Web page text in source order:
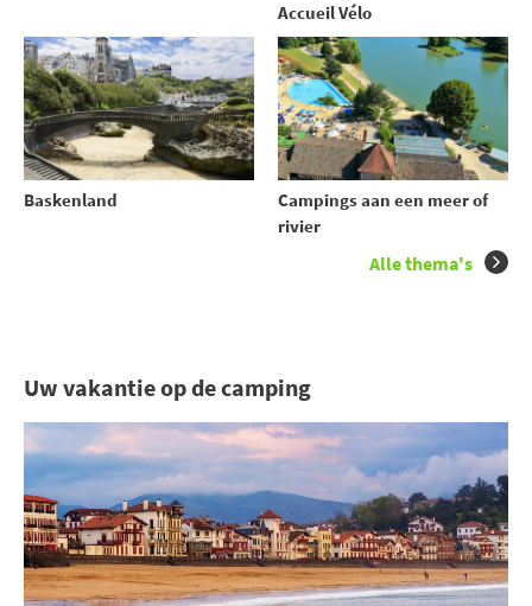
Accueil Vélo
Baskenland
Campings aan een meer of
rivier
Alle thema's
Uw vakantie op de camping